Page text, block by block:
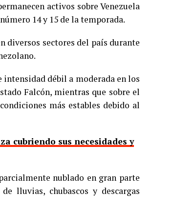
activos sobre Venezuela
14 y 15 de la temporada.
diversos sectores del país durante
débil a moderada en los
Falcón, mientras que sobre el
más estables debido al
cubriendo sus necesidades y
nublado en gran parte
lluvias, chubascos y descargas